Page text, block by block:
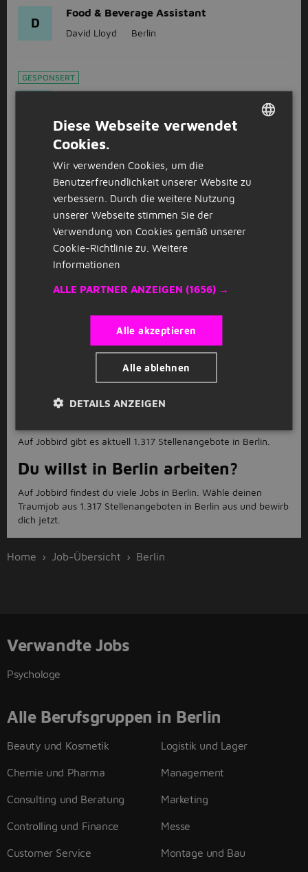
D
Food & Beverage Assistant
David Lloyd Berlin
GESPONSERT
GESPONSERT
Badeaufsicht
David Lloyd Berlin
1 2 3 Volgende >
Wie viele offene Jobs gibt es in
Auf Jobbird gibt es aktuell 1.317 Stellenangebote in Berlin.
Du willst in Berlin arbeiten?
Auf Jobbird findest du viele Jobs in Berlin. Wähle deinen
Traumjob aus 1.317 Stellenangeboten in Berlin aus und bewirb
dich jetzt.
Home Job-Übersicht Berlin
Verwandte Jobs
Psychologe
Alle Berufsgruppen in Berlin
Beauty und Kosmetik
Chemie und Pharma
Consulting und Beratung
Controlling und Finance
Customer Service
Logistik und Lager
Management
Marketing
Messe
Montage und Bau
Diese Webseite verwendet
Cookies.
Wir verwenden Cookies, um die
Benutzerfreundlichkeit unserer Website zu
verbessern. Durch die weitere Nutzung
unserer Webseite stimmen Sie der
Verwendung von Cookies gemäß unserer
Cookie-Richtlinie zu. Weitere
Informationen
ALLE PARTNER ANZEIGEN (1656) →
Alle akzeptieren
Alle ablehnen
DETAILS ANZEIGEN